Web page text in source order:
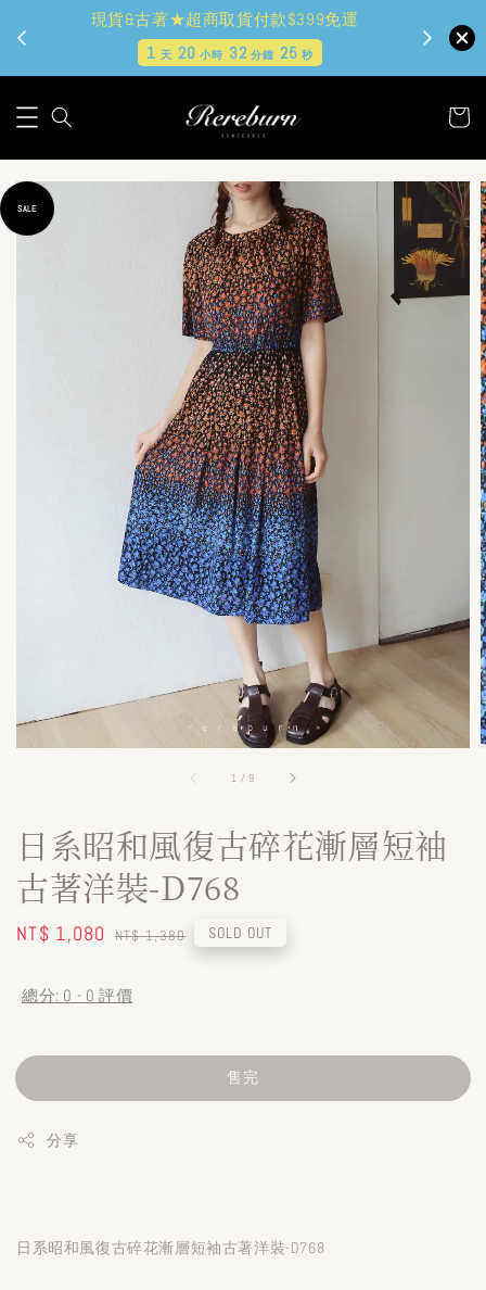
現貨&古著★超商取貨付款$399免運
1 天 20 小時 32 分鐘 24秒
1 / 9
SALE
日系昭和風復古碎花漸層短袖
古著洋裝-D768
Sale
NT$ 1,080 Regular
NT$ 1,380 SOLD OUT
總分: 0 - 0 評價
售完
分享
日系昭和風復古碎花漸層短袖古著洋裝-D768